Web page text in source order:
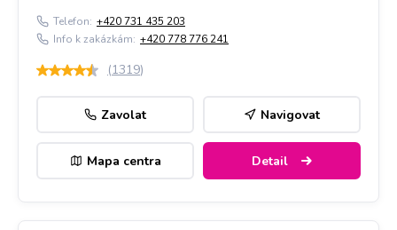
Telefon: +420 731 435 203
Info k zakázkám: +420 778 776 241
(1319)
Zavolat Navigovat
Mapa centra Detail